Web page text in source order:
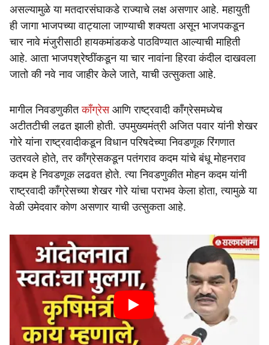
e
असल्यामुळे या मतदारसंघाकडे राज्याचे लक्ष असणार आहे. महायुती
ही जागा भाजपच्या वाट्याला जाण्याची शक्यता असून भाजपकडून
चार नावे मंजुरीसाठी हायकमांडकडे पाठविण्यात आल्याची माहिती
आहे. आता भाजपश्रेष्ठींकडून या चार नावांना हिरवा कंदील दाखवला
जातो की नवे नाव जाहीर केले जाते, याची उत्सुकता आहे.
मागील निवडणुकीतकाँग्रेसआणि राष्ट्रवादी काँग्रेसमध्येच
अटीतटीची लढत झाली होती. उपमुख्यमंत्री अजित पवार यांनी शेखर
गोरे यांना राष्ट्रवादीकडून विधान परिषदेच्या निवडणूक रिंगणात
उतरवले होते, तर काँग्रेसकडून पतंगराव कदम यांचे बंधू मोहनराव
कदम हे निवडणूक लढवत होते. त्या निवडणुकीत मोहन कदम यांनी
राष्ट्रवादी काँग्रेसच्या शेखर गोरे यांचा पराभव केला होता, त्यामुळे या
वेळी उमेदवार कोण असणार याची उत्सुकता आहे.